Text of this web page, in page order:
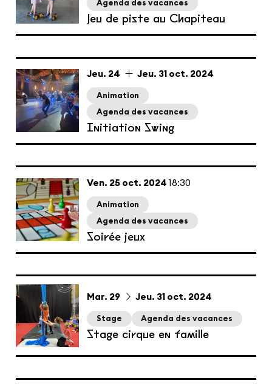
Agenda des vacances
Jeu de piste au Chapiteau
du
jeudi
Jeu. 24 au
jeudi
Jeu. 31 octobre
oct. 2024
Animation
Agenda des vacances
Initiation Swing
vendredi
Ven. 25 octobre
oct. 2024 18:30
Animation
Agenda des vacances
Soirée jeux
du
mardi
Mar. 29 au
jeudi
Jeu. 31 octobre
oct. 2024
Stage Agenda des vacances
Stage cirque en famille